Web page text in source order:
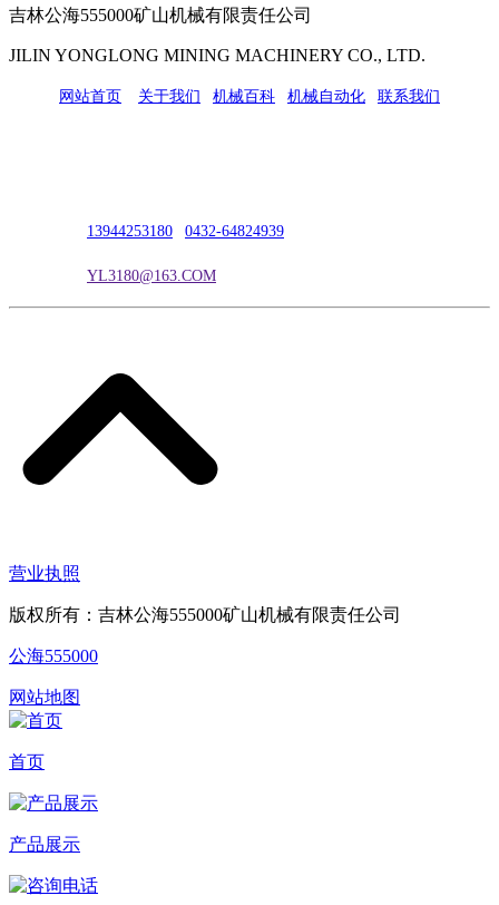
吉林公海555000矿山机械有限责任公司
JILIN YONGLONG MINING MACHINERY CO., LTD.
网站首页 关于我们 机械百科 机械自动化 联系我们
13944253180 0432-64824939
YL3180@163.COM
营业执照
版权所有：吉林公海555000矿山机械有限责任公司
公海555000
网站地图
首页
产品展示